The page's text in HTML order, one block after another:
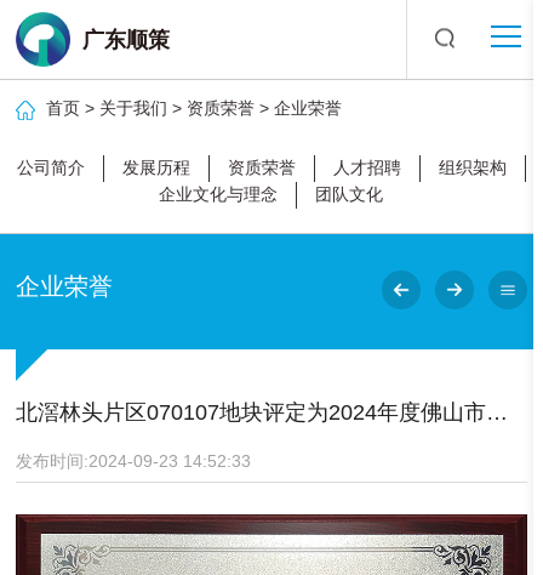
广东顺策
首页 > 关于我们 > 资质荣誉 >企业荣誉
公司简介 发展历程 资质荣誉 人才招聘
组织架构
企业文化与理念
团队文化
企业荣誉
北滘林头片区070107地块评定为2024年度佛山市建设优质结构奖
发布时间:2024-09-23 14:52:33